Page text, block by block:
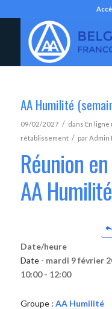
AA Humilité
09/02/2027 / dans En
rétablissement / parAdmin
Réunion
AA Humilité
Date/heure
Date - mardi 9 février
10:00 - 12:00
Groupe : AA Humilité